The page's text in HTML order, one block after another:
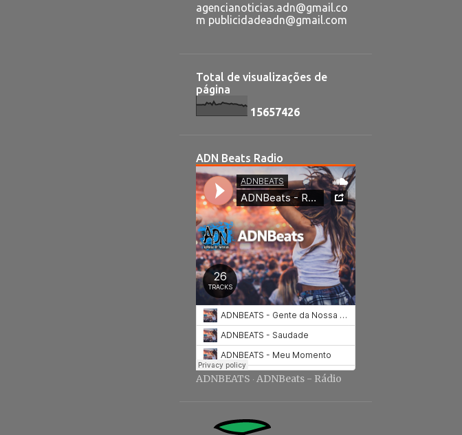
agencianoticias.adn@gmail.co
m publicidadeadn@gmail.com
Total de visualizações de
página
1 5657426
ADN Beats Radio
ADNBEATS · ADNBeats - Rádio